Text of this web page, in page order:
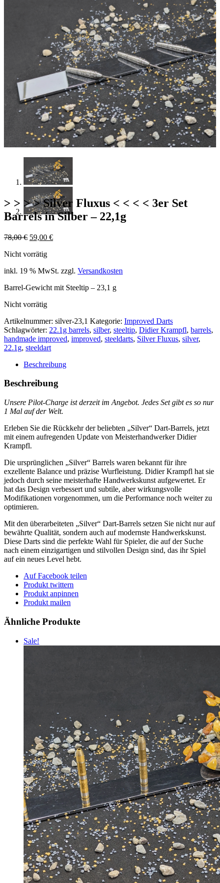
> > > > Silver Fluxus < < < < 3er Set
Barrels in Silber – 22,1g
78,00€ Ursprünglicher
war:
59,00 €Aktueller
Nicht vorrätig
inkl. 19 % MwSt. zzgl. Versandkosten
Barrel-Gewicht mit Steeltip – 23,1 g
Nicht vorrätig
Artikelnummer: silver-23,1 Kategorie: Improved Darts
Schlagwörter: 22.1g barrels, silber, steeltip, Didier Krampfl, barrels,
handmade improved, improved, steeldarts, Silver Fluxus, silver,
22.1g, steeldart
Beschreibung
Beschreibung
Unsere Pilot-Charge ist derzeit im Angebot. Jedes Set gibt es so nur
1 Mal auf der Welt.
Erleben Sie die Rückkehr der beliebten „Silver“ Dart-Barrels, jetzt
mit einem aufregenden Update von Meisterhandwerker Didier
Krampfl.
Die ursprünglichen „Silver“ Barrels waren bekannt für ihre
exzellente Balance und präzise Wurfleistung. Didier Krampfl hat sie
jedoch durch seine meisterhafte Handwerkskunst aufgewertet. Er
hat das Design verbessert und subtile, aber wirkungsvolle
Modifikationen vorgenommen, um die Performance noch weiter zu
optimieren.
Mit den überarbeiteten „Silver“ Dart-Barrels setzen Sie nicht nur auf
bewährte Qualität, sondern auch auf modernste Handwerkskunst.
Diese Darts sind die perfekte Wahl für Spieler, die auf der Suche
nach einem einzigartigen und stilvollen Design sind, das ihr Spiel
auf ein neues Level hebt.
Auf Facebook teilen
Produkt twittern
Produkt anpinnen
Produkt mailen
Ähnliche Produkte
Sale!